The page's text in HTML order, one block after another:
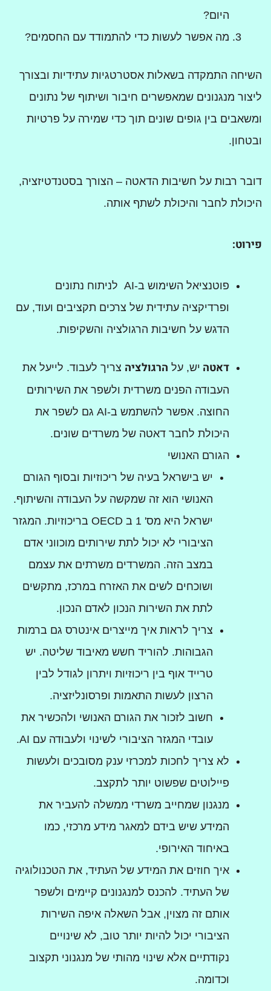
היום?
מה אפשר לעשות כדי להתמודד עם החסמים?
השיחה התמקדה בשאלות אסטרטגיות עתידיות ובצורך
ליצור מנגנונים שמאפשרים חיבור ושיתוף של נתונים
ומשאבים בין גופים שונים תוך כדי שמירה על פרטיות
ובטחון.
דובר רבות על חשיבות הדאטה – הצורך בסטנדטיזציה,
היכולת לחבר והיכולת לשתף אותה.
פירוט:
פוטנציאל השימוש ב-AI לניתוח נתונים
ופרדיקציה עתידית של צרכים תקציבים ועוד, עם
הדגש על חשיבות הרגולציה והשקיפות.
דאטה יש, על הרגולציה צריך לעבוד. לייעל את
העבודה הפנים משרדית ולשפר את השירותים
החוצה. אפשר להשתמש ב-AI גם לשפר את
היכולת לחבר דאטה של משרדים שונים.
הגורם האנושי
יש בישראל בעיה של ריכוזיות ובסוף הגורם
האנושי הוא זה שמקשה על העבודה והשיתוף.
ישראל היא מס' 1 ב OECD בריכוזיות. המגזר
הציבורי לא יכול לתת שירותים מוכווני אדם
במצב הזה. המשרדים משרתים את עצמם
ושוכחים לשים את האזרח במרכז, מתקשים
לתת את השירות הנכון לאדם הנכון.
צריך לראות איך מייצרים אינטרס גם ברמות
הגבוהות. להוריד חשש מאיבוד שליטה. יש
טרייד אוף בין ריכוזיות ויתרון לגודל לבין
הרצון לעשות התאמות ופרסונליזציה.
חשוב לזכור את הגורם האנושי ולהכשיר את
עובדי המגזר הציבורי לשינוי ולעבודה עם AI.
לא צריך לחכות למכרזי ענק מסובכים ולעשות
פיילוטים שפשוט יותר לתקצב.
מנגנון שמחייב משרדי ממשלה להעביר את
המידע שיש בידם למאגר מידע מרכזי, כמו
באיחוד האירופי.
איך חוזים את המידע של העתיד, את הטכנולוגיה
של העתיד. להכנס למנגנונים קיימים ולשפר
אותם זה מצוין, אבל השאלה איפה השירות
הציבורי יכול להיות יותר טוב, לא שינויים
נקודתיים אלא שינוי מהותי של מנגנוני תקצוב
וכדומה.